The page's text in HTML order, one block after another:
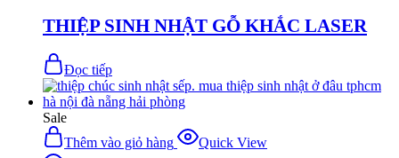
THIỆP SINH NHẬT GỖ KHẮC LASER
Đọc tiếp
Sale
Thêm vào giỏ hàng
Quick View